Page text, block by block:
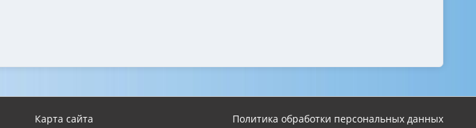
Карта сайта Политика обработки персональных данных